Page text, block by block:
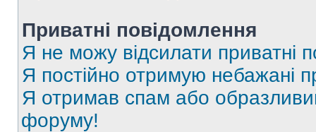
Приватні повідомлення
Я не можу відсилати приватні
Я постійно отримую небажані
Я отримав спам або
форуму!